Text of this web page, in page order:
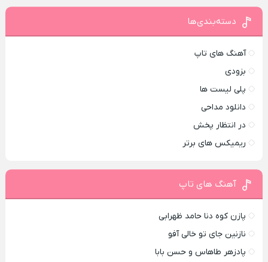
دسته‌بندی‌ها
آهنگ های تاپ
بزودی
پلی لیست ها
دانلود مداحی
در انتظار پخش
ریمیکس های برتر
آهنگ های تاپ
پازن کوه دنا حامد ظهرابی
نازنین جای تو خالی آفو
پادزهر طاهاس و حسن بابا